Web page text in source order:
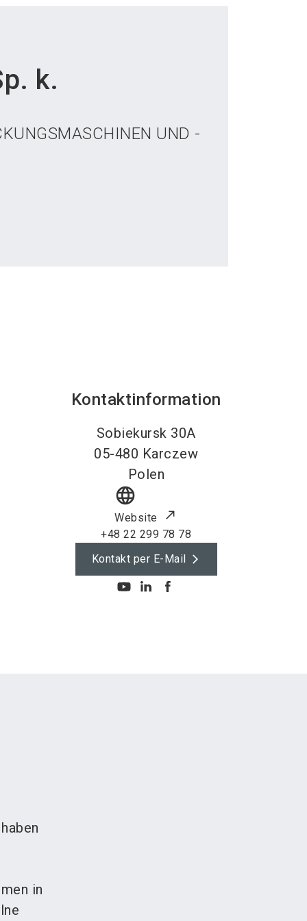
k.
UND -
Kontaktinformation
Sobiekursk 30A
05-480 Karczew
Polen
language
Website
+48 22 299 78 78
Kontakt per E-Mail
in